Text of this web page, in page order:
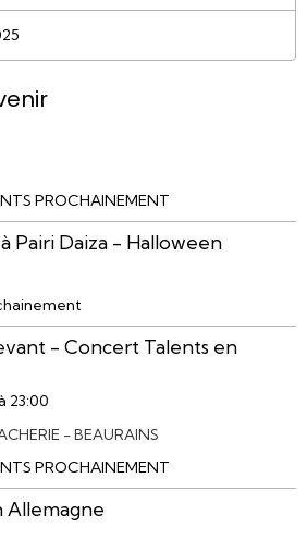
PROCHAINEMENT
Pairi Daiza - Halloween
- Concert Talents en
23:00
- BEAURAINS
PROCHAINEMENT
Allemagne